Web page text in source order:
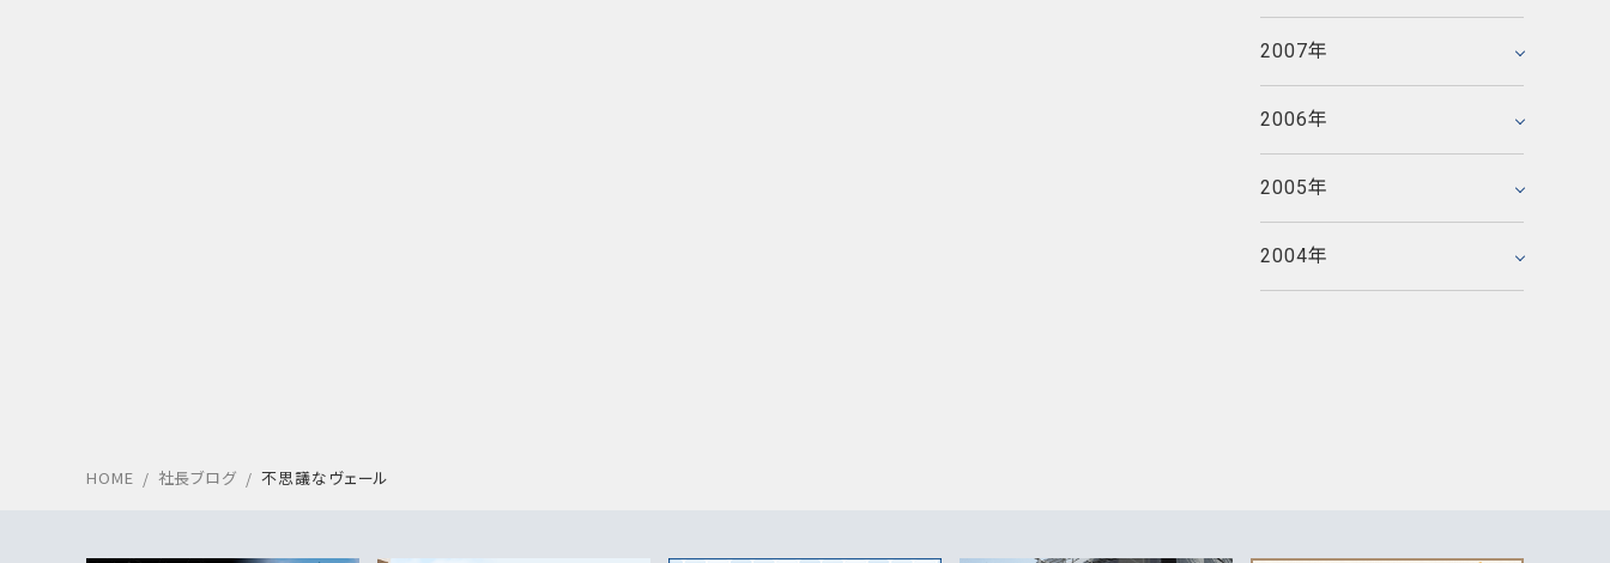
2007年
2007年1月
2006年
2006年3月
2006年1月
2005年
2005年3月
2005年1月
2004年
2004年12月
HOME 社長ブログ 不思議なヴェール